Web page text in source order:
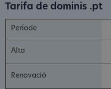
Tarifa de dominis .pt